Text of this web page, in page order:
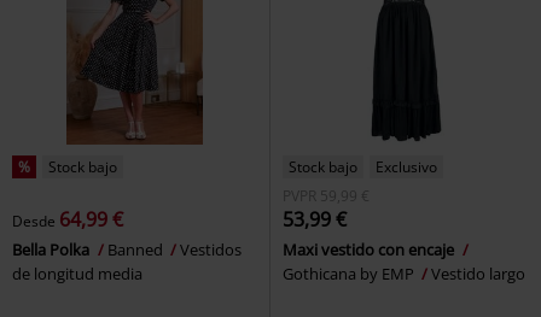
% Stock bajo
Desde 64,99 €
Bella Polka Banned
Vestidos
de longitud media
Stock bajo
Exclusivo
PVPR
59,99 €
53,99 €
Maxi vestido con encaje
Gothicana by EMP
Vestido largo